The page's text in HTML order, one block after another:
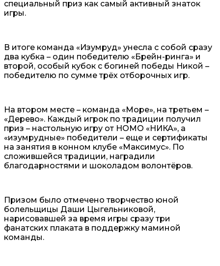
специальный приз как самый активный знаток
игры.
В итоге команда «Изумруд» унесла с собой сразу
два кубка – один победителю «Брейн-ринга» и
второй, особый кубок с богиней победы Никой –
победителю по сумме трёх отборочных игр.
На втором месте – команда «Море», на третьем –
«Дерево». Каждый игрок по традиции получил
приз – настольную игру от НОМО «НИКА», а
«изумрудные» победители – еще и сертификаты
на занятия в конном клубе «Максимус». По
сложившейся традиции, наградили
благодарностями и шоколадом волонтёров.
Призом было отмечено творчество юной
болельщицы Даши Цыгельниковой,
нарисовавшей за время игры сразу три
фанатских плаката в поддержку маминой
команды.